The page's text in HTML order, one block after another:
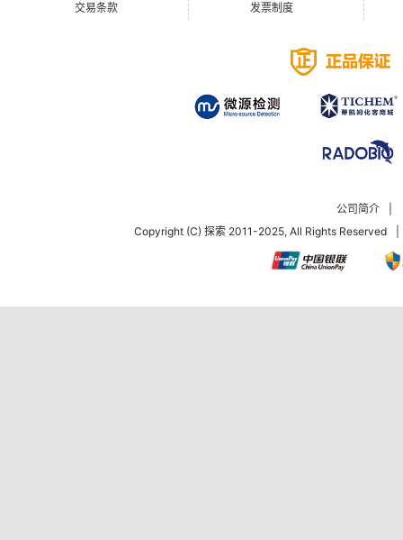
交易条款
发票制度
公司简介
Copyright (C) 探索 2011-2025, All Rights Reserved